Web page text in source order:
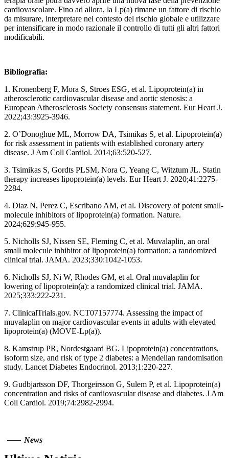
cardiovascolare. Fino ad allora, la Lp(a) rimane un fattore di rischio
da misurare, interpretare nel contesto del rischio globale e utilizzare
per intensificare in modo razionale il controllo di tutti gli altri fattori
modificabili.
Bibliografia:
1. Kronenberg F, Mora S, Stroes ESG, et al. Lipoprotein(a) in
atherosclerotic cardiovascular disease and aortic stenosis: a
European Atherosclerosis Society consensus statement. Eur Heart J.
2022;43:3925-3946.
2. O’Donoghue ML, Morrow DA, Tsimikas S, et al. Lipoprotein(a)
for risk assessment in patients with established coronary artery
disease. J Am Coll Cardiol. 2014;63:520-527.
3. Tsimikas S, Gordts PLSM, Nora C, Yeang C, Witztum JL. Statin
therapy increases lipoprotein(a) levels. Eur Heart J. 2020;41:2275-
2284.
4. Diaz N, Perez C, Escribano AM, et al. Discovery of potent small-
molecule inhibitors of lipoprotein(a) formation. Nature.
2024;629:945-955.
5. Nicholls SJ, Nissen SE, Fleming C, et al. Muvalaplin, an oral
small molecule inhibitor of lipoprotein(a) formation: a randomized
clinical trial. JAMA. 2023;330:1042-1053.
6. Nicholls SJ, Ni W, Rhodes GM, et al. Oral muvalaplin for
lowering of lipoprotein(a): a randomized clinical trial. JAMA.
2025;333:222-231.
7. ClinicalTrials.gov. NCT07157774. Assessing the impact of
muvalaplin on major cardiovascular events in adults with elevated
lipoprotein(a) (MOVE-Lp(a)).
8. Kamstrup PR, Nordestgaard BG. Lipoprotein(a) concentrations,
isoform size, and risk of type 2 diabetes: a Mendelian randomisation
study. Lancet Diabetes Endocrinol. 2013;1:220-227.
9. Gudbjartsson DF, Thorgeirsson G, Sulem P, et al. Lipoprotein(a)
concentration and risks of cardiovascular disease and diabetes. J Am
Coll Cardiol. 2019;74:2982-2994.
News